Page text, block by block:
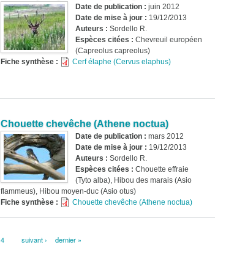
Date de publication : juin 2012
Date de mise à jour : 19/12/2013
Auteurs : Sordello R.
Espèces citées : Chevreuil européen
(Capreolus capreolus)
Fiche synthèse :
Cerf élaphe (Cervus elaphus)
Chouette chevêche (Athene noctua)
Date de publication : mars 2012
Date de mise à jour : 19/12/2013
Auteurs : Sordello R.
Espèces citées : Chouette effraie
(Tyto alba), Hibou des marais (Asio
flammeus), Hibou moyen-duc (Asio otus)
Fiche synthèse :
Chouette chevêche (Athene noctua)
Page
4
Page
suivant ›
Dernière
dernier »